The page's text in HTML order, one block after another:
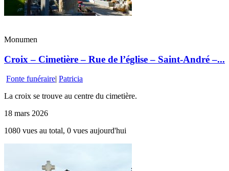
Monumen
Croix – Cimetière – Rue de l’église – Saint-André –...
Fonte funéraire| Patricia
La croix se trouve au centre du cimetière.
18 mars 2026
1080 vues au total, 0 vues aujourd'hui